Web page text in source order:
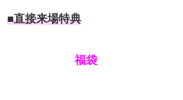
■直接来場特典
福袋